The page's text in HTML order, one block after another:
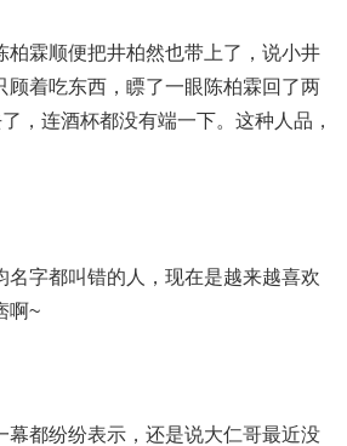
柏霖顺便把井柏然也带上了，说小井
顾着吃东西，瞟了一眼陈柏霖回了两
，连酒杯都没有端一下。这种人品，
名字都叫错的人，现在是越来越喜欢
啊~
幕都纷纷表示，还是说大仁哥最近没